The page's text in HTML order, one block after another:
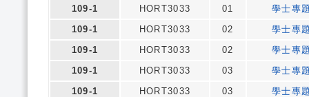
109-1
HORT3033 01
學士專
109-1
HORT3033 02
學士專
109-1
HORT3033 02
學士專
109-1
HORT3033 03
學士專
109-1
HORT3033 03
學士專